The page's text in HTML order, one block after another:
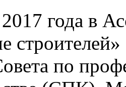
года в
по